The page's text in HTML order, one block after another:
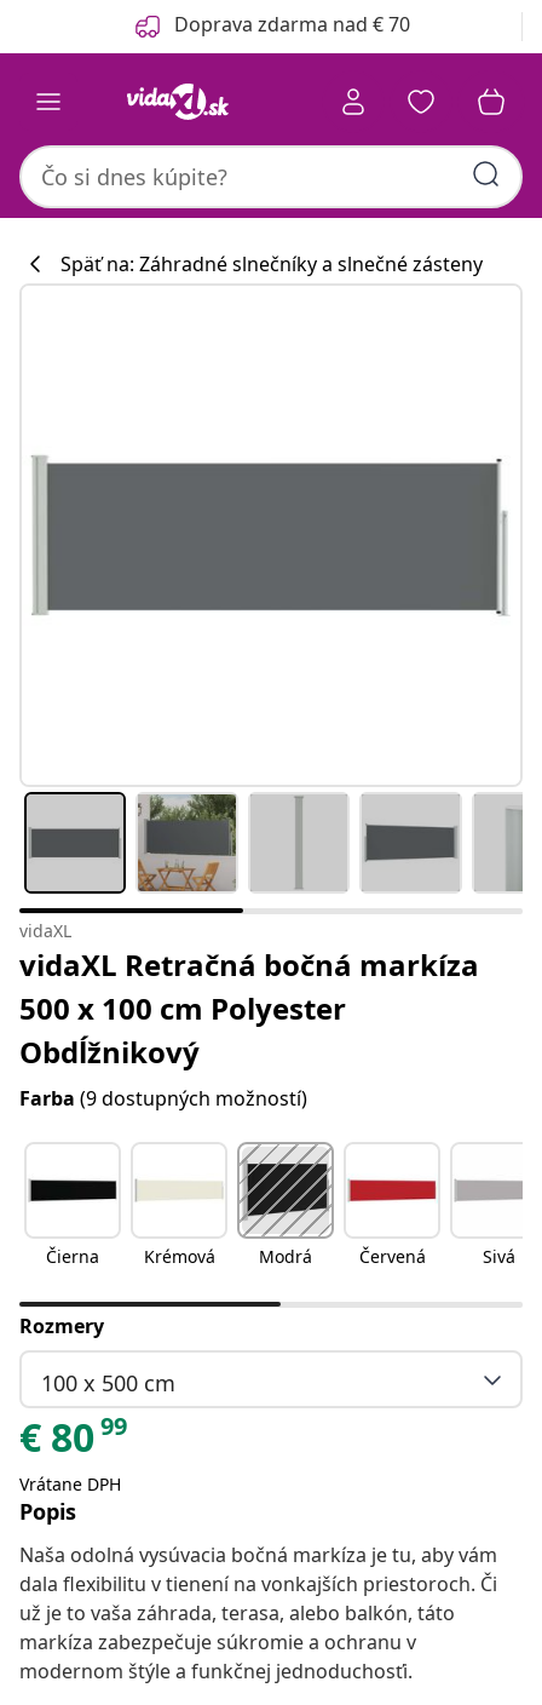
Predchádzajúce Doprava zdarma nad € 70
Späť na: Záhradné slnečníky a slnečné zásteny
vidaXL
vidaXL Retračná bočná markíza
500 x 100 cm Polyester
Obdĺžnikový
Farba (9 dostupných možností)
Čierna Krémová Modrá Červená Sivá
Rozmery
100 x 500 cm
€ 8099
Vrátane DPH
Popis
Naša odolná vysúvacia bočná markíza je tu, aby vám
dala flexibilitu v tienení na vonkajších priestoroch. Či
už je to vaša záhrada, terasa, alebo balkón, táto
markíza zabezpečuje súkromie a ochranu v
modernom štýle a funkčnej jednoduchosťi.